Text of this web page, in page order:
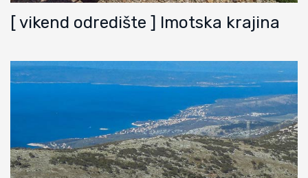
[ vikend odredište ] Imotska krajina